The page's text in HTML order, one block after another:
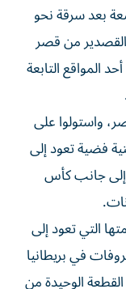
بعد سرقة نحو
من قصر
المواقع التابعة
واستولوا على
فضية تعود إلى
إلى جانب كأس
التي تعود إلى
في بريطانيا
الوحيدة من